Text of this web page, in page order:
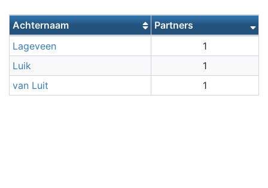
Achternamen
Achternaam
Partners
Lageveen
1
Luik
1
van Luit
1